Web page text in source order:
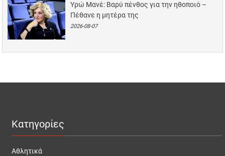
Υρώ Μανέ: Βαρύ πένθος για την ηθοποιό –
Πέθανε η μητέρα της
2026-08-07
Κατηγορίες
Αθλητικά